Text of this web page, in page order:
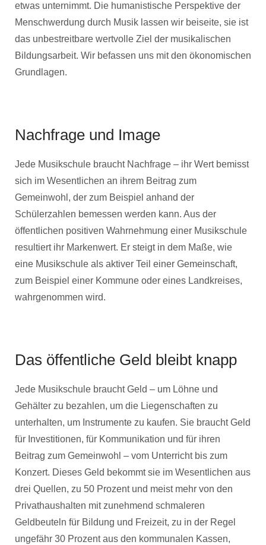
etwas unternimmt. Die humanistische Perspektive der
Menschwerdung durch Musik lassen wir beiseite, sie ist
das unbestreitbare wertvolle Ziel der musikalischen
Bildungsarbeit. Wir befassen uns mit den ökonomischen
Grundlagen.
Nachfrage und Image
Jede Musikschule braucht Nachfrage – ihr Wert bemisst
sich im Wesentlichen an ihrem Beitrag zum
Gemeinwohl, der zum Beispiel anhand der
Schülerzahlen bemessen werden kann. Aus der
öffentlichen positiven Wahrnehmung einer Musikschule
resultiert ihr Markenwert. Er steigt in dem Maße, wie
eine Musikschule als aktiver Teil einer Gemeinschaft,
zum Beispiel einer Kommune oder eines Landkreises,
wahrgenommen wird.
Das öffentliche Geld bleibt knapp
Jede Musikschule braucht Geld – um Löhne und
Gehälter zu bezahlen, um die Liegenschaften zu
unterhalten, um Instrumente zu kaufen. Sie braucht Geld
für Investitionen, für Kommunikation und für ihren
Beitrag zum Gemeinwohl – vom Unterricht bis zum
Konzert. Dieses Geld bekommt sie im Wesentlichen aus
drei Quellen, zu 50 Prozent und meist mehr von den
Privathaushalten mit zunehmend schmaleren
Geldbeuteln für Bildung und Freizeit, zu in der Regel
ungefähr 30 Prozent aus den kommunalen Kassen,